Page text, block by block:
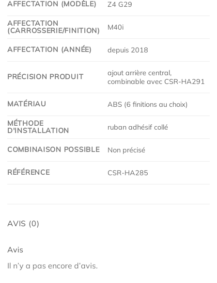
AFFECTATION (MODÈLE) Z4 G29
AFFECTATION
(CARROSSERIE/FINITION)
M40i
AFFECTATION (ANNÉE) depuis 2018
PRÉCISION PRODUIT
ajout arrière central,
combinable avec CSR-HA291
MATÉRIAU ABS (6 finitions au choix)
MÉTHODE
D'INSTALLATION
ruban adhésif collé
COMBINAISON POSSIBLE Non précisé
RÉFÉRENCE CSR-HA285
AVIS (0)
Avis
Il n’y a pas encore d’avis.